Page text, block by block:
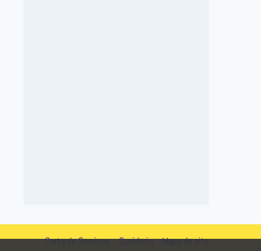
Carta de Serviços Ouvidoria Mapa do site